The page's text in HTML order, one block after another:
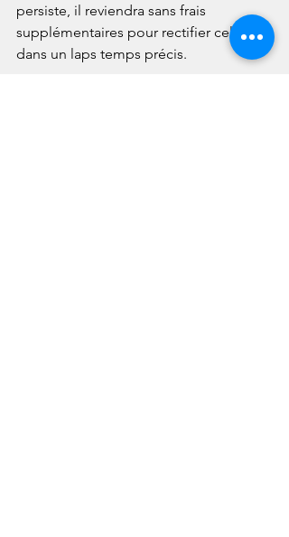
persiste, il reviendra sans frais
supplémentaires pour rectifier cela
dans un laps temps précis.